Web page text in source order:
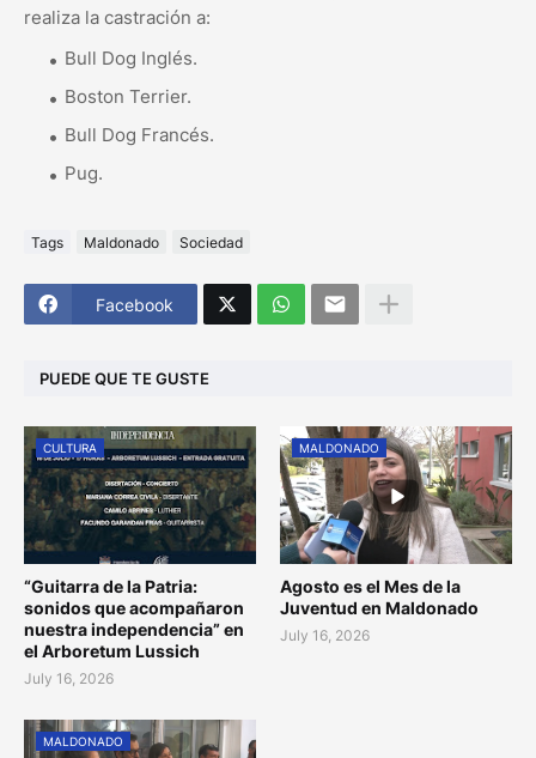
realiza la castración a:
Bull Dog Inglés.
Boston Terrier.
Bull Dog Francés.
Pug.
Tags Maldonado Sociedad
Facebook
PUEDE QUE TE GUSTE
CULTURA
“Guitarra de la Patria:
sonidos que acompañaron
nuestra independencia” en
el Arboretum Lussich
July 16, 2026
MALDONADO
Agosto es el Mes de la
Juventud en Maldonado
July 16, 2026
MALDONADO